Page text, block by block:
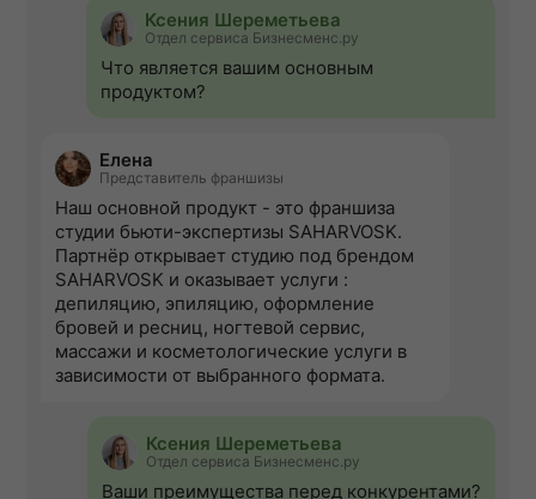
Ксения Шереметьева
Отдел сервиса Бизнесменс.ру
Что является вашим основным
продуктом?
Елена
Представитель франшизы
Наш основной продукт - это франшиза
студии бьюти-экспертизы SAHARVOSK.
Партнёр открывает студию под брендом
SAHARVOSK и оказывает услуги :
депиляцию, эпиляцию, оформление
бровей и ресниц, ногтевой сервис,
массажи и косметологические услуги в
зависимости от выбранного формата.
Ксения Шереметьева
Отдел сервиса Бизнесменс.ру
Ваши преимущества перед конкурентами?